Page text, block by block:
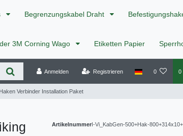
Begrenzungskabel Draht
3M Corning Wago Etiketten Papier
Anmelden Registrieren 0 0
Verbinder Installation Paket
Artikelnummer I-Vi_KabGen-500+Hak-